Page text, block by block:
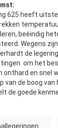
625 heeft
beëindig
Wegens
de
om het
onthard en snel
van de boog
de goede